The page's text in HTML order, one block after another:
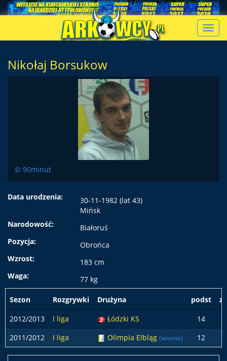
Nikołaj Borsukow
© 90minut
Data urodzenia:
30-11-1982 (lat 43)
Mińsk
Narodowość:
Białoruś
Pozycja:
Obrońca
Wzrost:
183 cm
Waga:
77 kg
Sezon Rozgrywki Drużyna podst
z
2012/2013
I liga Łódzki KS
14
2011/2012
I liga Olimpia Elbląg (wiosna) 12